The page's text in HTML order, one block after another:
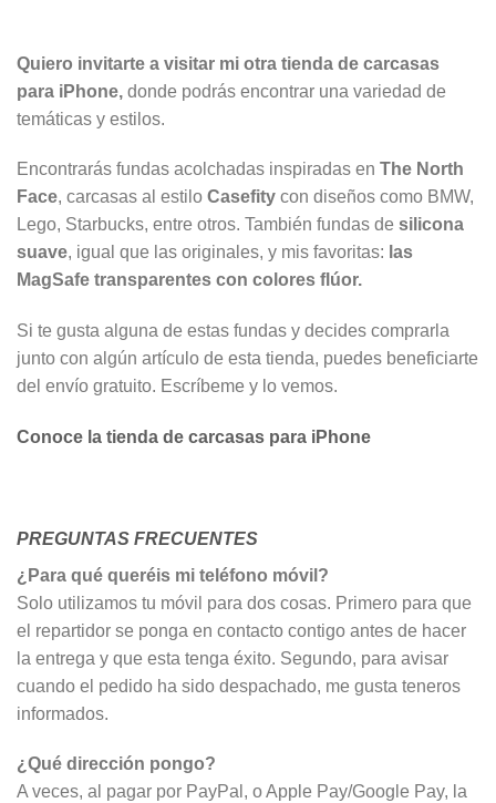
Quiero invitarte a visitar mi otra tienda de carcasas
para iPhone, donde podrás encontrar una variedad de
temáticas y estilos.
Encontrarás fundas acolchadas inspiradas en The North
Face, carcasas al estilo Casefity con diseños como BMW,
Lego, Starbucks, entre otros. También fundas de silicona
suave, igual que las originales, y mis favoritas: las
MagSafe transparentes con colores flúor.
Si te gusta alguna de estas fundas y decides comprarla
junto con algún artículo de esta tienda, puedes beneficiarte
del envío gratuito. Escríbeme y lo vemos.
Conoce la tienda de carcasas para iPhone
PREGUNTAS FRECUENTES
¿Para qué queréis mi teléfono móvil?
Solo utilizamos tu móvil para dos cosas. Primero para que
el repartidor se ponga en contacto contigo antes de hacer
la entrega y que esta tenga éxito. Segundo, para avisar
cuando el pedido ha sido despachado, me gusta teneros
informados.
¿Qué dirección pongo?
A veces, al pagar por PayPal, o Apple Pay/Google Pay, la